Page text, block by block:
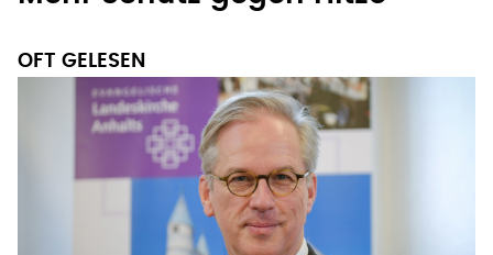
OFT GELESEN